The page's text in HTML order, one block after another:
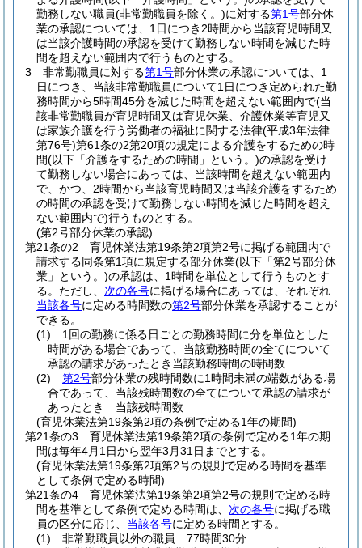
勤務しない職員(非常勤職員を除く。)に対する第1号部分休
業の承認については、1日につき2時間から当該育児時間又
は当該介護時間の承認を受けて勤務しない時間を減じた時
間を超えない範囲内で行うものとする。
3
非常勤職員に対する第1号部分休業の承認については、1
日につき、当該非常勤職員について1日につき定められた勤
務時間から5時間45分を減じた時間を超えない範囲内で(当
該非常勤職員が育児時間又は育児休業、介護休業等育児又
は家族介護を行う労働者の福祉に関する法律(平成3年法律
第76号)第61条の2第20項の規定による介護をするための時
間(以下「介護をするための時間」という。)の承認を受け
て勤務しない場合にあっては、当該時間を超えない範囲内
で、かつ、2時間から当該育児時間又は当該介護をするため
の時間の承認を受けて勤務しない時間を減じた時間を超え
ない範囲内で)行うものとする。
(第2号部分休業の承認)
第21条の2
育児休業法第19条第2項第2号に掲げる範囲内で
請求する同条第1項に規定する部分休業(以下「第2号部分休
業」という。)の承認は、1時間を単位として行うものとす
る。 ただし、 次の各号に掲げる場合にあっては、それぞれ
当該各号に定める時間数の第2号部分休業を承認することが
できる。
(1)
1回の勤務に係る日ごとの勤務時間に分を単位とした
時間がある場合であって、当該勤務時間の全てについて
承認の請求があったとき当該勤務時間の時間数
(2)
第2号部分休業の残時間数に1時間未満の端数がある場
合であって、当該残時間数の全てについて承認の請求が
あったとき 当該残時間数
(育児休業法第19条第2項の条例で定める1年の期間)
第21条の3
育児休業法第19条第2項の条例で定める1年の期
間は毎年4月1日から翌年3月31日までとする。
(育児休業法第19条第2項第2号の規則で定める時間を基準
として条例で定める時間)
第21条の4
育児休業法第19条第2項第2号の規則で定める時
間を基準として条例で定める時間は、 次の各号に掲げる職
員の区分に応じ、 当該各号に定める時間とする。
(1)
非常勤職員以外の職員 77時間30分